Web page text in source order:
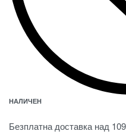
НАЛИЧЕН
Безплатна доставка над